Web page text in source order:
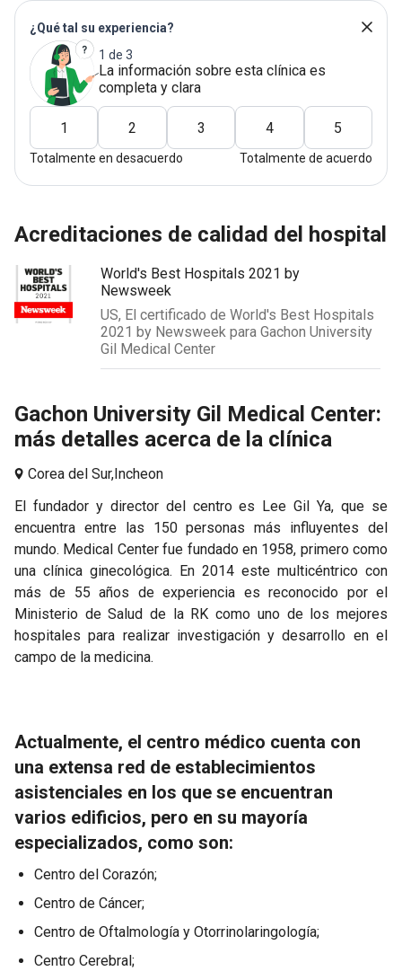
¿Qué tal su experiencia?
1 de 3
La información sobre esta clínica es
completa y clara
1 2 3 4 5
Totalmente en desacuerdo Totalmente de acuerdo
acreditaciones de calidad del hospital
World's Best Hospitals 2021 by
Newsweek
US, El certificado de World's Best Hospitals
2021 by Newsweek para Gachon University
Gil Medical Center
Gachon University Gil Medical Center:
más detalles acerca de la clínica
Corea del Sur,Incheon
El fundador y director del centro es Lee Gil Ya, que se
encuentra entre las 150 personas más influyentes del
mundo. Medical Center fue fundado en 1958, primero como
una clínica ginecológica. En 2014 este multicéntrico con
más de 55 años de experiencia es reconocido por el
Ministerio de Salud de la RK como uno de los mejores
hospitales para realizar investigación y desarrollo en el
campo de la medicina.
Actualmente, el centro médico cuenta con
una extensa red de establecimientos
asistenciales en los que se encuentran
varios edificios, pero en su mayoría
especializados, como son:
Centro del Corazón;
Centro de Cáncer;
Centro de Oftalmología y Otorrinolaringología;
Centro Cerebral;